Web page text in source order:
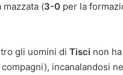
mazzata (3-0 per la
gli uomini di Tisci non
compagni), incanalandosi